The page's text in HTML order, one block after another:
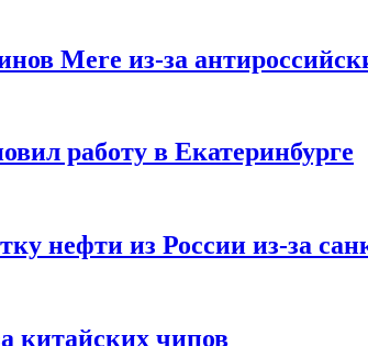
Mere из-за
работу в Екатеринбурге
нефти из России из-за
китайских чипов